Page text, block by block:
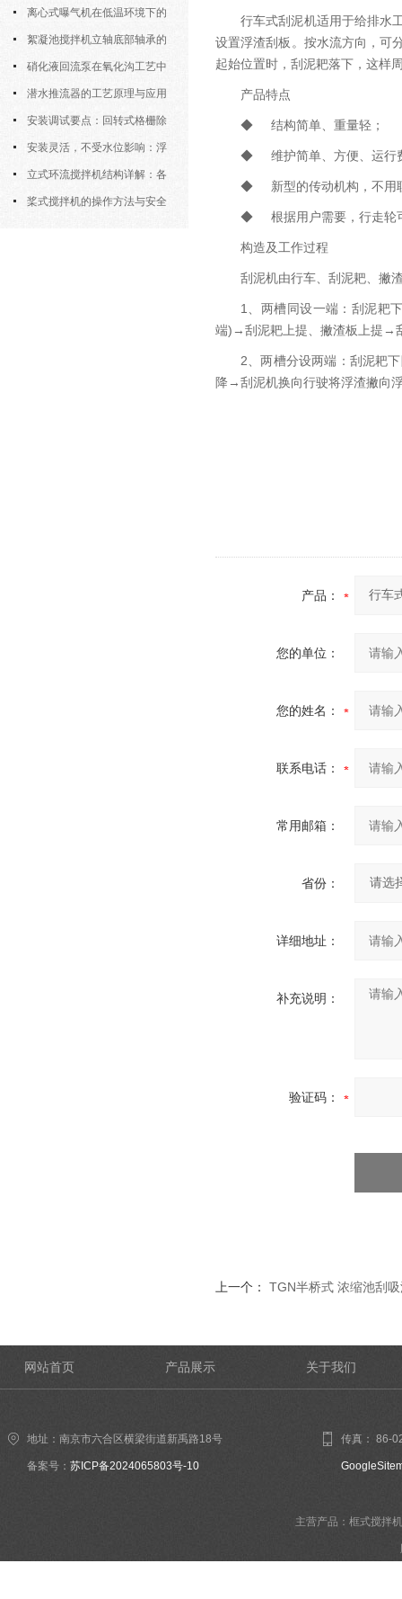
明 离心式曝气机在低温环境下的
运行特性与防冻措施
絮凝池搅拌机立轴底部轴承的
密封防水与免维护设计
硝化液回流泵在氧化沟工艺中
的布置位置对回流效果的影响
潜水推流器的工艺原理与应用
逻辑安装调试要点：回转式格栅除
污机的土建配合要求与水平度校准
安装灵活，不受水位影响：浮
筒式曝气机的结构优势与适用场景
立式环流搅拌机结构详解：各
部件的功能与协同
桨式搅拌机的操作方法与安全
行车式刮泥机适用于给排水
设置浮渣刮板。按水流方向，可
起始位置时，刮泥耙落下，这样
产品特点
◆ 结构简单、重量轻；
◆ 维护简单、方便、运行
◆ 新型的传动机构，不用
◆ 根据用户需要，行走轮
构造及工作过程
刮泥机由行车、刮泥耙、撇
1、两槽同设一端：刮泥耙
端)→刮泥耙上提、撇渣板上提→
2、两槽分设两端：刮泥耙
降→刮泥机换向行驶将浮渣撇向
产品：
您的单位：
您的姓名：
联系电话：
常用邮箱：
省份：
详细地址：
补充说明：
验证码：
上一个： TGN半桥式 浓缩池刮
网站首页 产品展示 关于我们
地址：南京市六合区横梁街道新禹路18号
备案号： 苏ICP备2024065803号-10
传真： 86-
主营产品：框式搅拌